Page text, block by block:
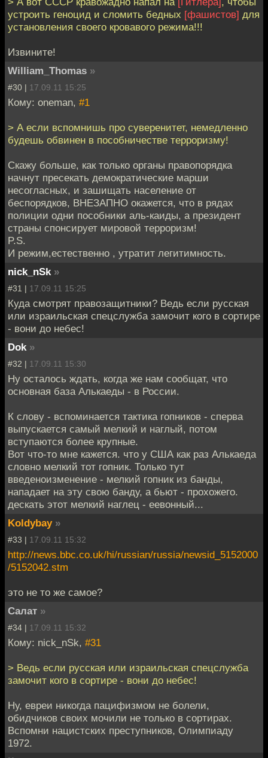
устроить геноцид и сломить бедных [фашистов] для
установления своего кровавого режима!!!
Извините!
William_Thomas »
#30 | 17.09.11 15:25
Кому: oneman, #1
> А если вспомнишь про суверенитет, немедленно
будешь обвинен в пособничестве терроризму!
Скажу больше, как только органы правопорядка
начнут пресекать демократические марши
несогласных, и зашищать население от
беспорядков, ВНЕЗАПНО окажется, что в рядах
полиции одни пособники аль-каиды, а президент
страны спонсирует мировой терроризм!
P.S.
И режим,естественно , утратит легитимность.
nick_nSk »
#31 | 17.09.11 15:25
Куда смотрят правозащитники? Ведь если русская
или израильская спецслужба замочит кого в сортире
- вони до небес!
Dok »
#32 | 17.09.11 15:30
Ну осталось ждать, когда же нам сообщат, что
основная база Алькаеды - в России.
К слову - вспоминается тактика гопников - сперва
выпускается самый мелкий и наглый, потом
вступаются более крупные.
Вот что-то мне кажется. что у США как раз Алькаеда
словно мелкий тот гопник. Только тут
введеноизменение - мелкий гопник из банды,
нападает на эту свою банду, а бьют - прохожего.
дескать этот мелкий наглец - еевонный...
Koldybay »
#33 | 17.09.11 15:32
http://news.bbc.co.uk/hi/russian/russia/newsid_5152000
/5152042.stm
это не то же самое?
Салат »
#34 | 17.09.11 15:32
Кому: nick_nSk, #31
> Ведь если русская или израильская спецслужба
замочит кого в сортире - вони до небес!
Ну, евреи никогда пацифизмом не болели,
обидчиков своих мочили не только в сортирах.
Вспомни нацистских преступников, Олимпиаду
1972.